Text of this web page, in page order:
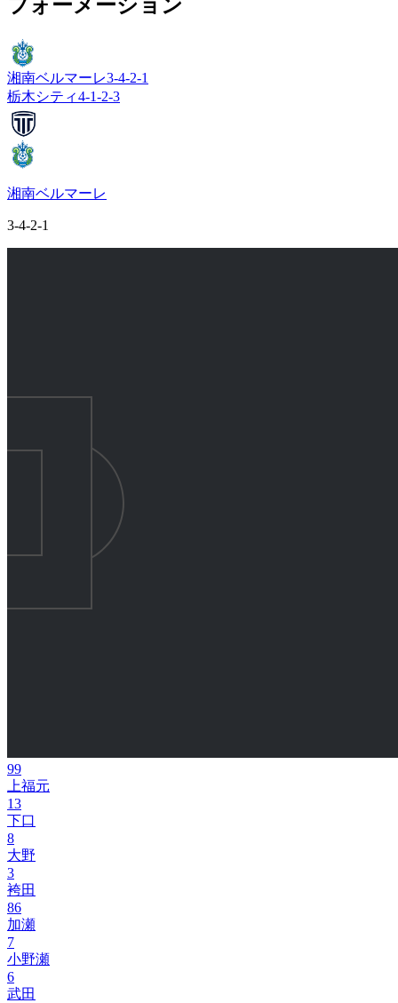
フォーメーション
湘南ベルマーレ3-4-2-1
栃木シティ4-1-2-3
湘南ベルマーレ
3-4-2-1
99
上福元
13
下口
8
大野
3
袴田
86
加瀬
7
小野瀬
6
武田